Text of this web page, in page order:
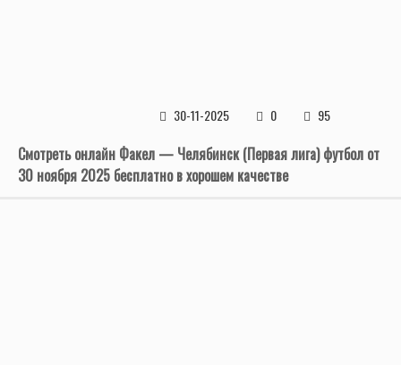
30-11-2025 0 95
Смотреть онлайн Факел — Челябинск (Первая лига) футбол от
30 ноября 2025 бесплатно в хорошем качестве